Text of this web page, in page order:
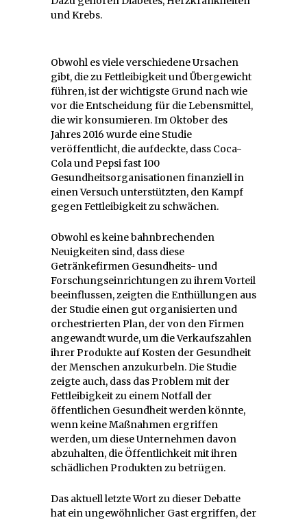
und Krebs.
Obwohl es viele verschiedene Ursachen
gibt, die zu Fettleibigkeit und Übergewicht
führen, ist der wichtigste Grund nach wie
vor die Entscheidung für die Lebensmittel,
die wir konsumieren. Im Oktober des
Jahres 2016 wurde eine Studie
veröffentlicht, die aufdeckte, dass Coca-
Cola und Pepsi fast 100
Gesundheitsorganisationen finanziell in
einen Versuch unterstützten, den Kampf
gegen Fettleibigkeit zu schwächen.
Obwohl es keine bahnbrechenden
Neuigkeiten sind, dass diese
Getränkefirmen Gesundheits- und
Forschungseinrichtungen zu ihrem Vorteil
beeinflussen, zeigten die Enthüllungen aus
der Studie einen gut organisierten und
orchestrierten Plan, der von den Firmen
angewandt wurde, um die Verkaufszahlen
ihrer Produkte auf Kosten der Gesundheit
der Menschen anzukurbeln. Die Studie
zeigte auch, dass das Problem mit der
Fettleibigkeit zu einem Notfall der
öffentlichen Gesundheit werden könnte,
wenn keine Maßnahmen ergriffen
werden, um diese Unternehmen davon
abzuhalten, die Öffentlichkeit mit ihren
schädlichen Produkten zu betrügen.
Das aktuell letzte Wort zu dieser Debatte
hat ein ungewöhnlicher Gast ergriffen, der